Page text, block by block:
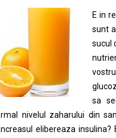
E in
sunt
sucul
sa
nivelul zaharului din
elibereaza